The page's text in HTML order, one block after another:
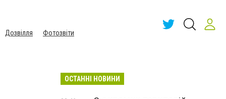
Дозвілля Фотозвіти
ОСТАННІ НОВИНИ